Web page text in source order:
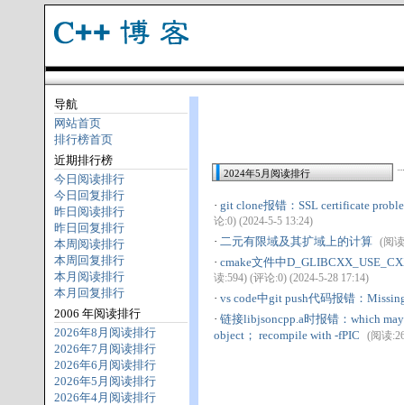
导航
网站首页
排行榜首页
近期排行榜
今日阅读排行
今日回复排行
昨日阅读排行
昨日回复排行
本周阅读排行
本周回复排行
本月阅读排行
本月回复排行
2006 年阅读排行
2026年8月阅读排行
2026年7月阅读排行
2026年6月阅读排行
2026年5月阅读排行
2026年4月阅读排行
2024年5月阅读排行
· git clone报错：SSL certificate
论:0) (2024-5-5 13:24)
· 二元有限域及其扩域上的计算 (阅
· cmake文件中
读:594) (评论:0) (2024-5-28 17:14)
· vs code中git push代码报错：
· 链接libjsoncpp.a时报错：which
object； recompile with -fPIC
(阅读